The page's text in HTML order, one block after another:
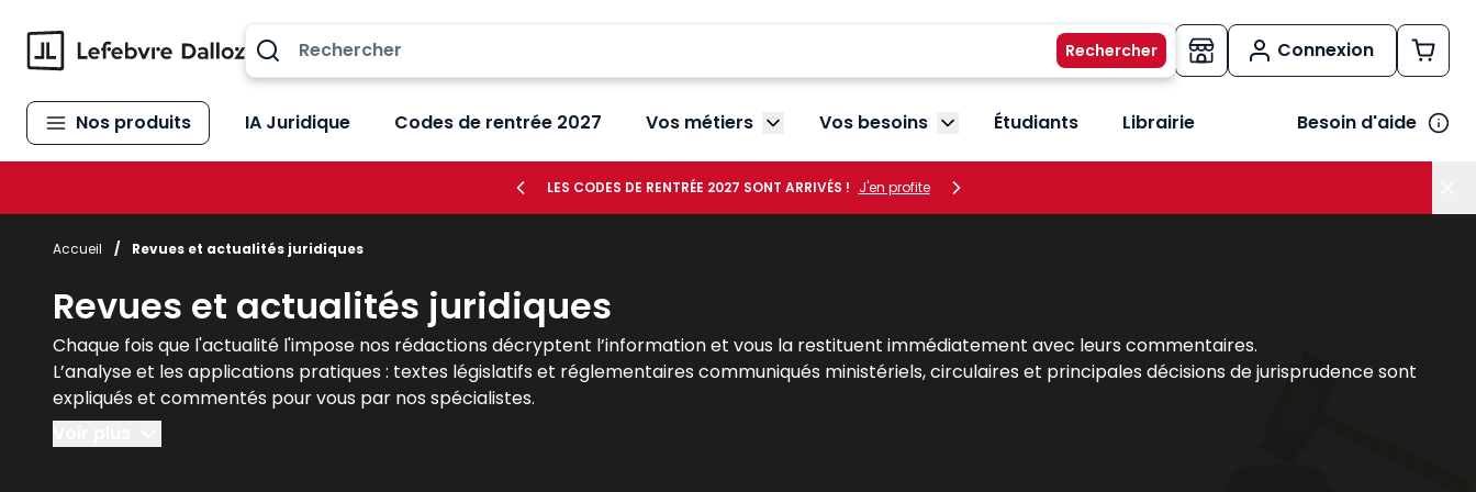
Connexion
Nos produits IA Juridique Codes de rentrée 2027 Vos métiers Afficher le sous-menu Vos métiers
Vos besoins Afficher le sous-menu Vos besoins
Étudiants Librairie Besoin d'aide
LES CODES DE RENTRÉE 2027 SONT ARRIVÉS ! J'en profite
Accueil / Revues et actualités juridiques
Revues et actualités juridiques
Chaque fois que l'actualité l'impose nos rédactions décryptent l’information et vous la restituent immédiatement avec leurs commentaires.
L’analyse et les applications pratiques : textes législatifs et réglementaires communiqués ministériels, circulaires et principales décisions de jurisprudence sont
expliqués et commentés pour vous par nos spécialistes.
Les + : des observations, des analyses vous indiquent clairement toutes les conséquences pratiquesdes nouvelles dispositions.
Des dossiers approfondis : Chaque revue vous donne tous les outils pour une application optimisé, Zooms sur les sujets « brûlants », études sur des thèmes de